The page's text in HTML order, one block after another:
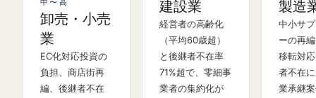
中〜高
卸売・小売
業
EC化対応投資の
負担、商店街再
編、後継者不在
建設業
経営者の高齢化
（平均60歳超）
と後継者不在率
71%超で、零細事
業者の集約化が
製造
中小サ
ーの再
移転対
者不在
業承継